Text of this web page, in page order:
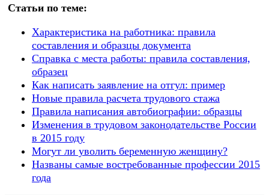
Статьи по теме:
Характеристика на работника: правила
составления и образцы документа
Справка с места работы: правила составления,
образец
Как написать заявление на отгул: пример
Новые правила расчета трудового стажа
Правила написания автобиографии: образцы
Изменения в трудовом законодательстве России
в 2015 году
Могут ли уволить беременную женщину?
Названы самые востребованные профессии 2015
года